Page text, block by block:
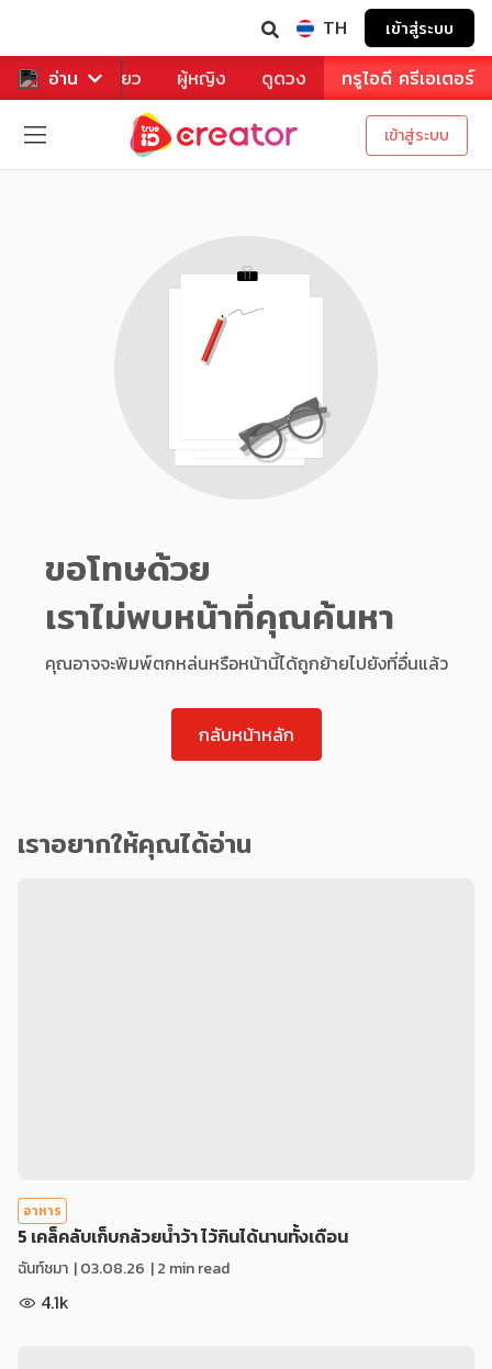
TH เข้าสู่ระบบ
อ่าน
หาร ท่องเที่ยว ผู้หญิง ดูดวง ทรูไอดี ครีเอเตอร์
เข้าสู่ระบบ
ขอโทษด้วย
เราไม่พบหน้าที่คุณค้นหา
คุณอาจจะพิมพ์ตกหล่นหรือหน้านี้ได้ถูกย้ายไปยังที่อื่นแล้ว
กลับหน้าหลัก
เราอยากให้คุณได้อ่าน
อาหาร
5 เคล็คลับเก็บกล้วยน้ำว้า ไว้กินได้นานทั้งเดือน
ฉันท์ชมา |03.08.26 | 2 min read
4.1k